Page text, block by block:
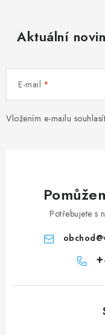
Aktuální
E-mail
Vložením e-mailu
Potřebujete s
obchod@